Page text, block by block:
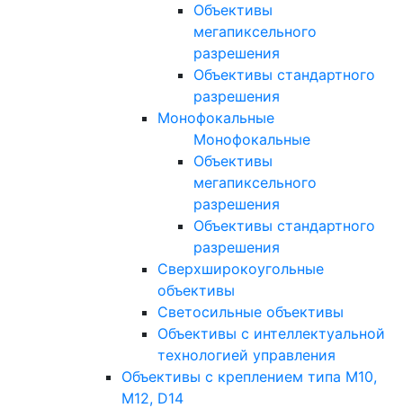
Объективы
мегапиксельного
разрешения
Объективы стандартного
разрешения
Монофокальные
Монофокальные
Объективы
мегапиксельного
разрешения
Объективы стандартного
разрешения
Сверхширокоугольные
объективы
Светосильные объективы
Объективы с интеллектуальной
технологией управления
Объективы с креплением типа M10,
M12, D14